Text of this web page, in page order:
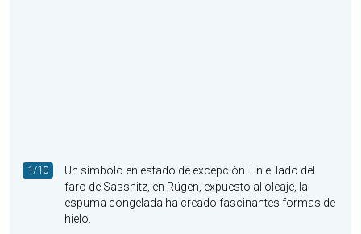
1/10
Un símbolo en estado de excepción. En el lado del
faro de Sassnitz, en Rügen, expuesto al oleaje, la
espuma congelada ha creado fascinantes formas de
hielo.